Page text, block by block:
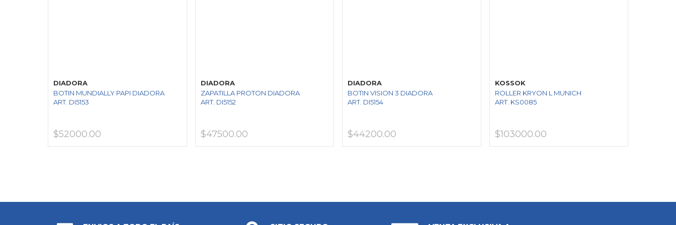
DIADORA
BOTIN MUNDIALLY PAPI DIADORA
ART. DI5153
$52000.00
DIADORA
ZAPATILLA PROTON DIADORA
ART. DI5152
$47500.00
DIADORA
BOTIN VISION 3 DIADORA
ART. DI5154
$44200.00
KOSSOK
ROLLER KRYON L MUNICH
ART. KS0085
$103000.00